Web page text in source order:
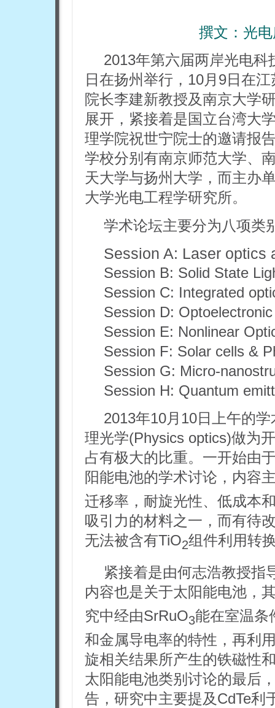
撰文： 光
2013年第六届两岸光电
日在扬州举行，10月9日在
院长李建新教授及南京大学
展开，紧接着是国立台湾大
理学院祝世宁院士的邀请报
学校分别有南京师范大学、
天大学与扬州大学，而主办
大学光电工程学研究所。
学术论坛主要分为八项类
Session A: Laser optics
Session B: Solid State
Session C: Integrated
Session D:
Session E: Nonlinear
Session F: Solar cells &
Session G: Micro-
Session H: Quantum
2013年10月10日上午的
理光学(Physics optics)做为
占有极大的比重。一开始由
阳能电池的学术讨论，内容
迁移率，耐旋光性、低成本
吸引力的材料之一，而有待
无法被含有TiO2组件利用转
紧接着是由何志浩教授指
内容也是关于太阳能电池，
究中经由SrRuO3能在室温条
和金属导电率的特性，再利
旋相关结果所产生的铁磁性
太阳能电池类别讨论的最后
告，研究中主要提及CdTe利